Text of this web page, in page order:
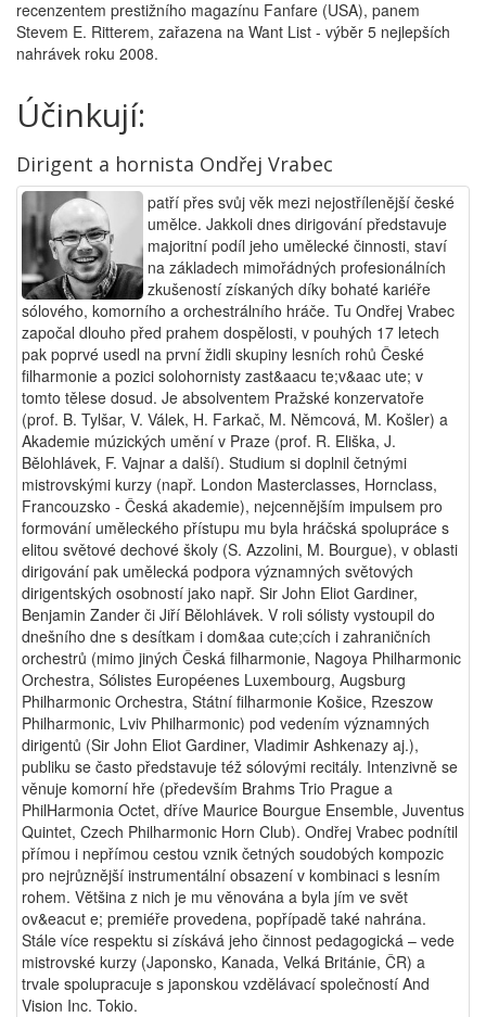
recenzentem prestižního magazínu Fanfare (USA), panem
Stevem E. Ritterem, zařazena na Want List - výběr 5 nejlepších
nahrávek roku 2008.
Účinkují:
Dirigent a hornista Ondřej Vrabec
patří přes svůj věk mezi nejostřílenější české
umělce. Jakkoli dnes dirigování představuje
majoritní podíl jeho umělecké činnosti, staví
na základech mimořádných profesionálních
zkušeností získaných díky bohaté kariéře
sólového, komorního a orchestrálního hráče. Tu Ondřej Vrabec
započal dlouho před prahem dospělosti, v pouhých 17 letech
pak poprvé usedl na první židli skupiny lesních rohů České
filharmonie a pozici solohornisty zast&aacu te;v&aac ute; v
tomto tělese dosud. Je absolventem Pražské konzervatoře
(prof. B. Tylšar, V. Válek, H. Farkač, M. Němcová, M. Košler) a
Akademie múzických umění v Praze (prof. R. Eliška, J.
Bělohlávek, F. Vajnar a další). Studium si doplnil četnými
mistrovskými kurzy (např. London Masterclasses, Hornclass,
Francouzsko - Česká akademie), nejcennějším impulsem pro
formování uměleckého přístupu mu byla hráčská spolupráce s
elitou světové dechové školy (S. Azzolini, M. Bourgue), v oblasti
dirigování pak umělecká podpora významných světových
dirigentských osobností jako např. Sir John Eliot Gardiner,
Benjamin Zander či Jiří Bělohlávek. V roli sólisty vystoupil do
dnešního dne s desítkam i dom&aa cute;cích i zahraničních
orchestrů (mimo jiných Česká filharmonie, Nagoya Philharmonic
Orchestra, Sólistes Européenes Luxembourg, Augsburg
Philharmonic Orchestra, Státní filharmonie Košice, Rzeszow
Philharmonic, Lviv Philharmonic) pod vedením významných
dirigentů (Sir John Eliot Gardiner, Vladimir Ashkenazy aj.),
publiku se často představuje též sólovými recitály. Intenzivně se
věnuje komorní hře (především Brahms Trio Prague a
PhilHarmonia Octet, dříve Maurice Bourgue Ensemble, Juventus
Quintet, Czech Philharmonic Horn Club). Ondřej Vrabec podnítil
přímou i nepřímou cestou vznik četných soudobých kompozic
pro nejrůznější instrumentální obsazení v kombinaci s lesním
rohem. Většina z nich je mu věnována a byla jím ve svět
ov&eacut e; premiéře provedena, popřípadě také nahrána.
Stále více respektu si získává jeho činnost pedagogická – vede
mistrovské kurzy (Japonsko, Kanada, Velká Británie, ČR) a
trvale spolupracuje s japonskou vzdělávací společností And
Vision Inc. Tokio.